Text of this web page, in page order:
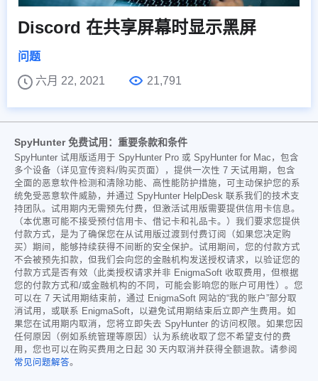
Discord 在共享屏幕时显示黑屏
问题
六月 22, 2021
21,791
SpyHunter 免费试用：重要条款和条件
SpyHunter 试用版适用于 SpyHunter Pro 或 SpyHunter for Mac，包含
多个设备（详见宣传资料/购买页面），提供一次性 7 天试用期，包含
全面的恶意软件检测和清除功能、高性能防护措施，可主动保护您的系
统免受恶意软件威胁，并通过 SpyHunter HelpDesk 联系我们的技术支
持团队。试用期内无需预先付费，但激活试用版需要提供信用卡信息。
（本优惠可能不接受预付信用卡、借记卡和礼品卡。）我们要求您提供
付款方式，是为了确保您在从试用版过渡到付费订阅（如果您决定购
买）期间，能够持续获得不间断的安全保护。试用期间，您的付款方式
不会被预先扣款，但我们会向您的金融机构发送授权请求，以验证您的
付款方式是否有效（此类授权请求并非 EnigmaSoft 收取费用，但根据
您的付款方式和/或金融机构的不同，可能会影响您的账户可用性）。您
可以在 7 天试用期结束前，通过 EnigmaSoft 网站的“我的账户”部分取
消试用，或联系 EnigmaSoft，以避免试用期结束后立即产生费用。如
果您在试用期内取消，您将立即失去 SpyHunter 的访问权限。如果您因
任何原因（例如系统管理等原因）认为系统收取了您不希望支付的费
用，您也可以在购买费用之日起 30 天内取消并获得全额退款。请参阅
常见问题解答。